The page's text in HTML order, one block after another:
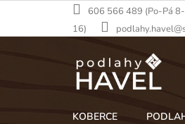
obsah
606 566 489 (Po-Pá 8-
16)
KOBERCE